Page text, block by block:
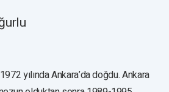
yılında Ankara’da doğdu. Ankara